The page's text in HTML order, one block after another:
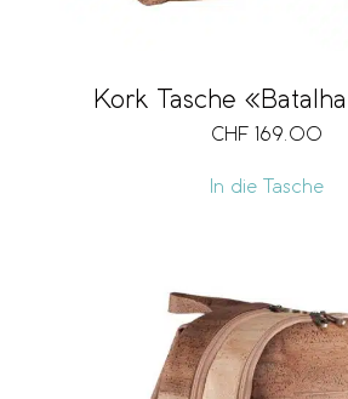
Kork Tasche
CHF 169.00
In die Tasche